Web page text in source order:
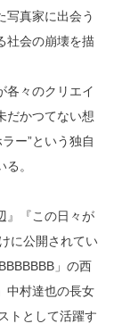
写真家に出会う
社会の崩壊を描
各々のクリエイ
だかつてない想
ー”という独自
。
』『この日々が
に公開されてい
」の西
中村達也の長女
トとして活躍す